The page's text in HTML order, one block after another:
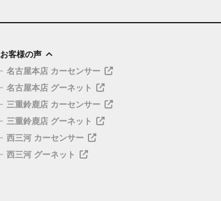
お客様の声
名古屋本店 カーセンサー
名古屋本店 グーネット
三重鈴鹿店 カーセンサー
三重鈴鹿店 グーネット
西三河 カーセンサー
西三河 グーネット